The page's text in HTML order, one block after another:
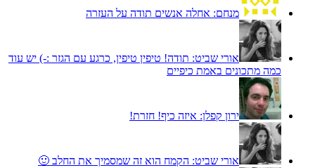
מנחם: אחלה אנשים תודה על העזרה
אורי שביט: תודה! טיפין טיפין, כרגע עם הגזר :-) יש עוד
כמה מתכונים באמת כיפיים
ירון קפלן: איזה כיף! חזרת!
אורי שביט: הקמח הוא זה שמסמיך את החלב 🙂